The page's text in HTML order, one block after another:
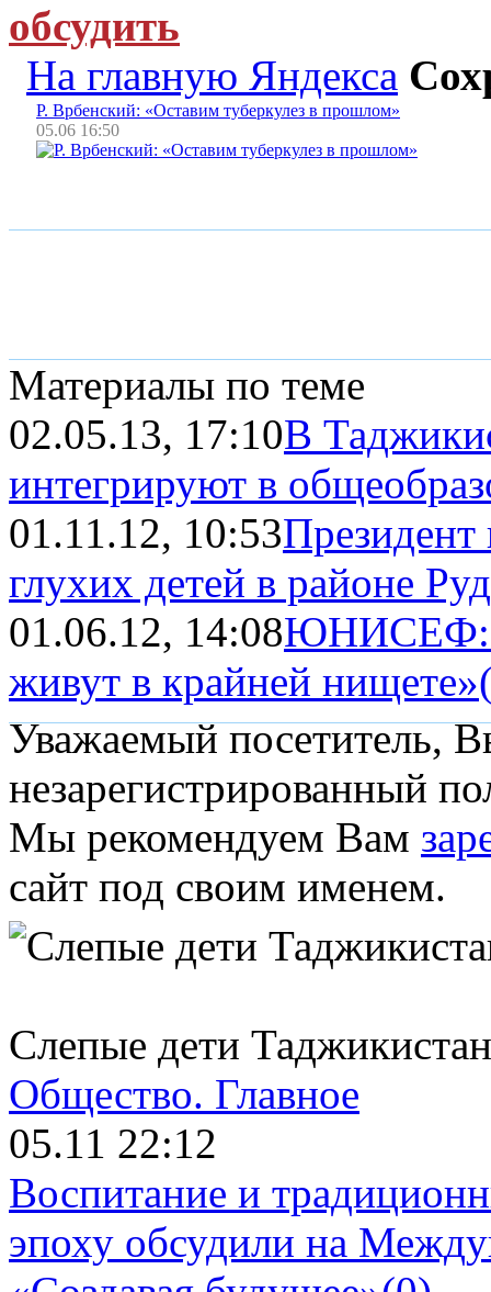
обсудить
На главную Яндекса
Р. Врбенский: «Оставим туберкулез в прошлом»
05.06 16:50
Материалы по теме
02.05.13, 17:10В
интегрируют в
01.11.12, 10:53Президент
глухих детей в районе
01.06.12, 14:08ЮНИСЕФ:
живут в крайней нищете»
Уважаемый посетитель,
незарегистрированный
Мы рекомендуем Вам
сайт под своим именем.
Слепые дети
Общество. Главное
05.11 22:12
Воспитание и
эпоху обсудили на